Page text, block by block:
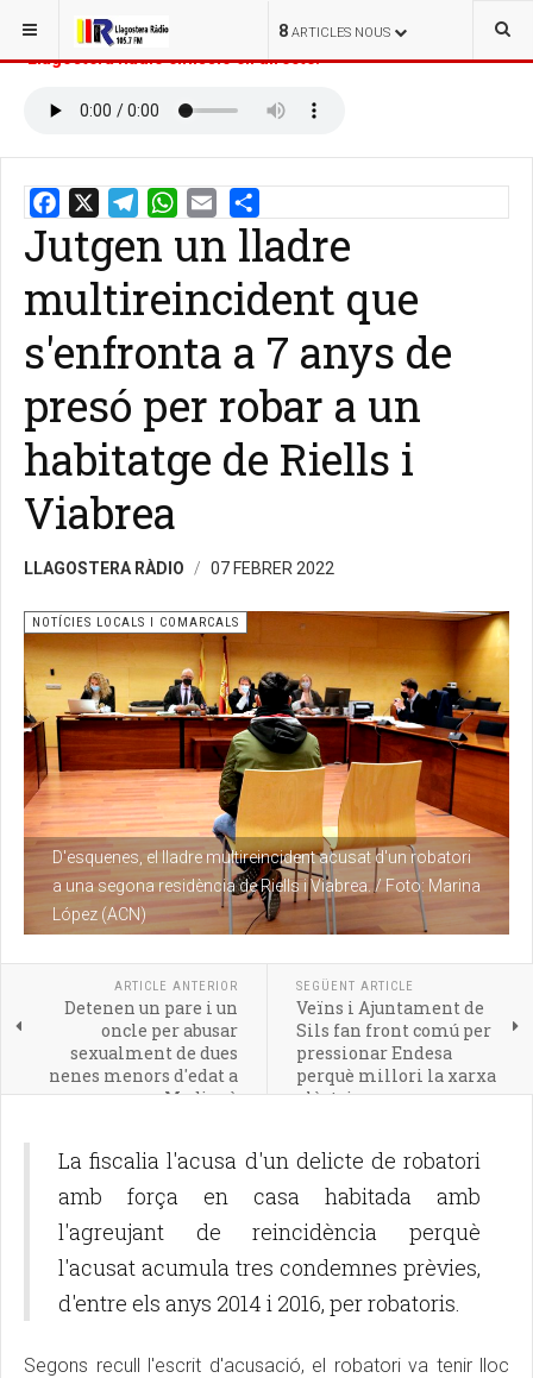
8 ARTICLES NOUS
ESTÀS AQUÍ: INICI
Llagostera Ràdio emissió en directe:
Share
Jutgen un lladre
multireincident que
s'enfronta a 7 anys de
presó per robar a un
habitatge de Riells i
Viabrea
LLAGOSTERA RÀDIO 07 FEBRER 2022
D'esquenes, el lladre multireincident acusat d'un robatori
a una segona residència de Riells i Viabrea. / Foto: Marina
López (ACN)
NOTÍCIES LOCALS I COMARCALS
ARTICLE ANTERIOR
Detenen un pare i un
oncle per abusar
sexualment de dues
nenes menors d'edat a
Medinyà
SEGÜENT ARTICLE
Veïns i Ajuntament de
Sils fan front comú per
pressionar Endesa
perquè millori la xarxa
elèctrica
La fiscalia l'acusa d'un delicte de robatori
amb força en casa habitada amb
l'agreujant de reincidència perquè
l'acusat acumula tres condemnes prèvies,
d'entre els anys 2014 i 2016, per robatoris.
Segons recull l'escrit d'acusació, el robatori va tenir lloc